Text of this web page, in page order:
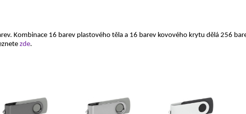
Kombinace 16 barev plastového těla a 16 barev kovového krytu dělá 256
zde.